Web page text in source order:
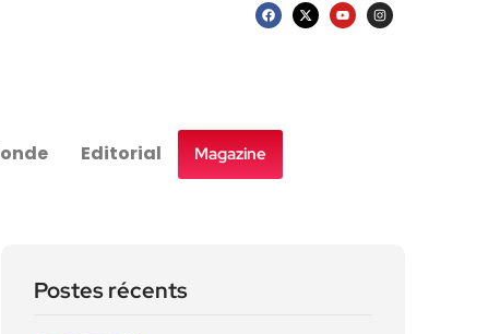
Editorial Magazine
Postes récents